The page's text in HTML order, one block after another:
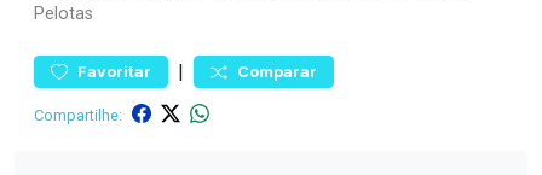
Pelotas
Favoritar | Comparar
Compartilhe: